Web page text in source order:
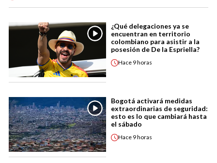
¿Qué delegaciones ya se
encuentran en territorio
colombiano para asistir a la
posesión de De la Espriella?
Hace 9 horas
Bogotá activará medidas
extraordinarias de seguridad:
esto es lo que cambiará hasta
el sábado
Hace 9 horas